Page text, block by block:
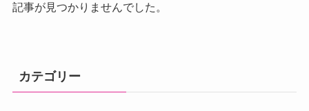
記事が見つかりませんでした。
カテゴリー